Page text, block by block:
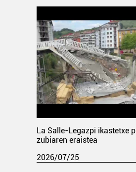
La Salle-Legazpi ikastetxe
zubiaren eraistea
2026/07/25